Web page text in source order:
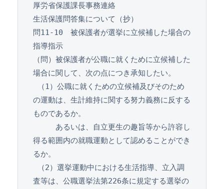
厚労省保護課長事務連絡
生活保護問答集について（抄）
問11-10　被保護者が選挙に立候補した場合の
指導指示
（問）被保護者が公職に就くために立候補した
場合に関して、次の点につき承知したい。
の運動は、生計維持に関する努力義務に反する
ものであるか。
あるいは、自立更生の趣旨等から許容し
得る範囲内の就職運動として認めることができ
るか。
査等は、公職選挙法第226条に規定する選挙の